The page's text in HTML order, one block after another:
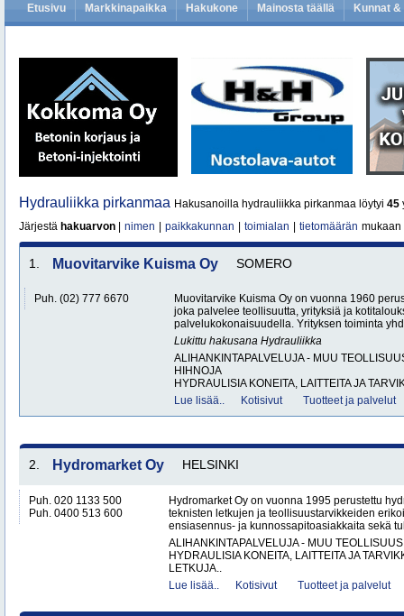
Etusivu Markkinapaikka Hakukone Mainosta täällä Kunnat
Hydrauliikka pirkanmaa Hakusanoilla hydrauliikka pirkanmaa löytyi 45
Järjestä hakuarvon nimen paikkakunnan toimialan tietomäärän mukaan
1. Muovitarvike Kuisma Oy SOMERO
Puh. (02) 777 6670
Muovitarvike Kuisma Oy on vuonna 1960
joka palvelee teollisuutta, yrityksiä ja
palvelukokonaisuudella. Yrityksen toiminta
Lukittu hakusana Hydrauliikka
ALIHANKINTAPALVELUJA - MUU
HIHNOJA
HYDRAULISIA KONEITA, LAITTEITA JA
Lue lisää..
Kotisivut Tuotteet ja palvelut
2. Hydromarket Oy HELSINKI
Puh. 020 1133 500
Puh. 0400 513 600
Hydromarket Oy on vuonna 1995 perustettu
teknisten letkujen ja teollisuustarvikkeiden
ensiasennus- ja kunnossapitoasiakkaita sekä
ALIHANKINTAPALVELUJA - MUU TEOLLISUUS
HYDRAULISIA KONEITA, LAITTEITA JA
LETKUJA..
Lue lisää..
Kotisivut Tuotteet ja palvelut